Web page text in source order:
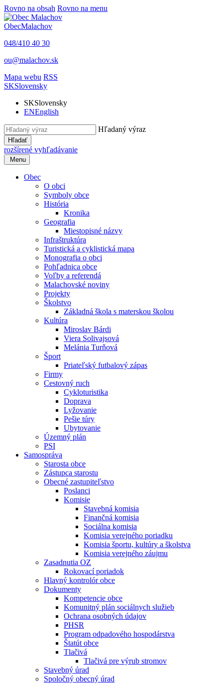
Rovno na obsah Rovno na menu
ObecMalachov
048/410 40 30
ou@malachov.sk
Mapa webu RSS
SKSlovensky
SKSlovensky
ENEnglish
Hľadaný výraz
Hľadať
rozšírené vyhľadávanie
Menu
Obec
O obci
Symboly obce
História
Kronika
Geografia
Miestopisné názvy
Infraštruktúra
Turistická a cyklistická mapa
Monografia o obci
Pohľadnica obce
Voľby a referendá
Malachovské noviny
Projekty
Školstvo
Základná škola s materskou školou
Kultúra
Miroslav Bárdi
Viera Solivajsová
Melánia Turňová
Šport
Priateľský futbalový zápas
Firmy
Cestovný ruch
Cykloturistika
Doprava
Lyžovanie
Pešie túry
Ubytovanie
Územný plán
PSI
Samospráva
Starosta obce
Zástupca starostu
Obecné zastupiteľstvo
Poslanci
Komisie
Stavebná komisia
Finančná komisia
Sociálna komisia
Komisia verejného poriadku
Komisia športu, kultúry a školstva
Komisia verejného záujmu
Zasadnutia OZ
Rokovací poriadok
Hlavný kontrolór obce
Dokumenty
Kompetencie obce
Komunitný plán sociálnych služieb
Ochrana osobných údajov
PHSR
Program odpadového hospodárstva
Štatút obce
Tlačivá
Tlačivá pre výrub stromov
Stavebný úrad
Spoločný obecný úrad